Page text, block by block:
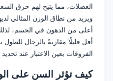
العضلات، مما يتيح لهم حرق
ويزيد من نطاق الوزن المثالي
أعلى من الدهون في الجسم،
أقل قليلًا مقارنةً بالرجال للطول
الفروقات بعين الاعتبار عند
كيف تؤثر السن على